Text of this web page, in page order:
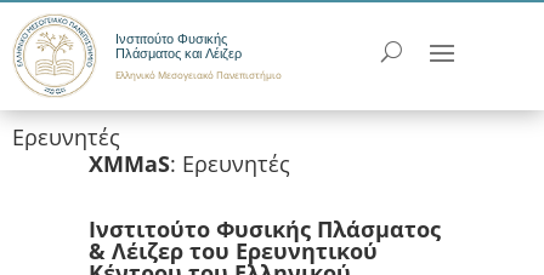
Ινστιτούτο Φυσικής
Πλάσματος και Λέιζερ
Ελληνικό Μεσογειακό Πανεπιστήμιο
Ερευνητές
XMMaS: Ερευνητές
Ινστιτούτο Φυσικής Πλάσματος
& Λέιζερ του Ερευνητικού